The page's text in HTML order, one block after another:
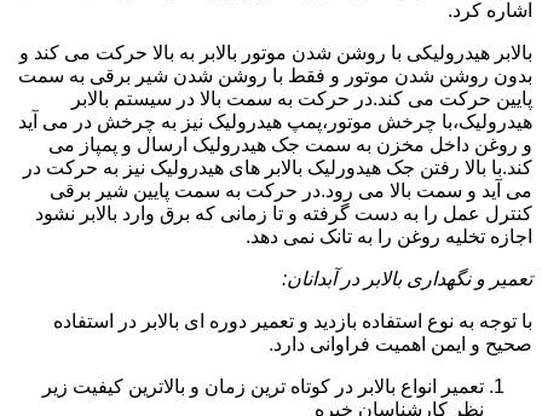
اشاره کرد.
بالابر هیدرولیکی با روشن شدن موتور بالابر به بالا حرکت می کند و
بدون روشن شدن موتور و فقط با روشن شدن شیر برقی به سمت
پایین حرکت می کند.در حرکت به سمت بالا در سیستم بالابر
هیدرولیک،با چرخش موتور،پمپ هیدرولیک نیز به چرخش در می آید
و روغن داخل مخزن به سمت جک هیدرولیک ارسال و پمپاز می
کند.با بالا رفتن جک هیدورلیک بالابر های هیدرولیک نیز به حرکت در
می آید و سمت بالا می رود.در حرکت به سمت پایین شیر برقی
کنترل عمل را به دست گرفته و تا زمانی که برق وارد بالابر نشود
اجازه تخلیه روغن را به تانک نمی دهد.
تعمیر و نگهداری بالابر در آبدانان:
با توجه به نوع استفاده بازدید و تعمیر دوره ای بالابر در استفاده
صحیح و ایمن اهمیت فراوانی دارد.
تعمیر انواع بالابر در کوتاه ترین زمان و بالاترین کیفیت زیر
نظر کارشناسان خبره